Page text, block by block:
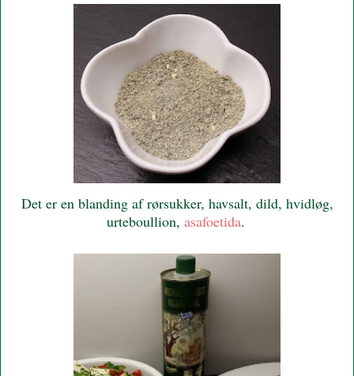
Det er en blanding af rørsukker, havsalt, dild, hvidløg,
urteboullion, asafoetida.